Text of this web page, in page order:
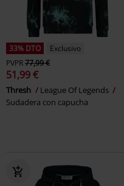
33% DTO
Exclusivo
PVPR77,99 €
51,99 €
Thresh
League Of Legends
Sudadera con capucha